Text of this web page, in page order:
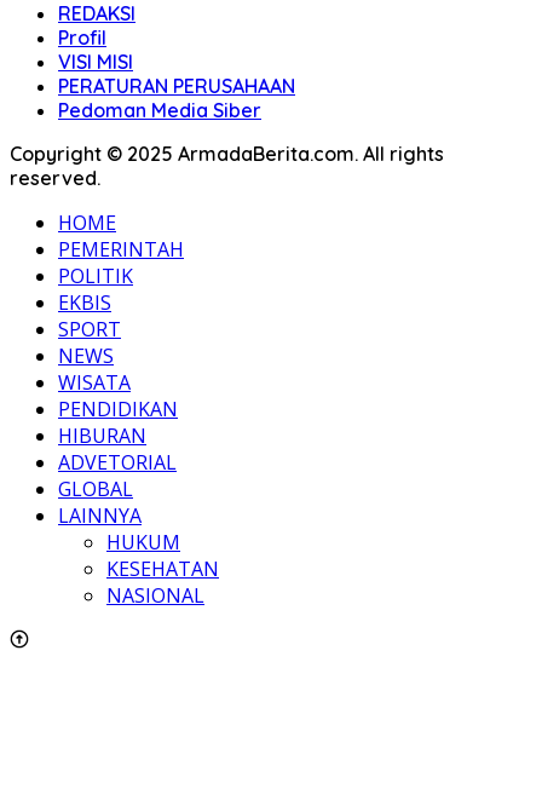
REDAKSI
Profil
VISI MISI
PERATURAN PERUSAHAAN
Pedoman Media Siber
Copyright © 2025 ArmadaBerita.com. All rights
reserved.
HOME
PEMERINTAH
POLITIK
EKBIS
SPORT
NEWS
WISATA
PENDIDIKAN
HIBURAN
ADVETORIAL
GLOBAL
LAINNYA
HUKUM
KESEHATAN
NASIONAL